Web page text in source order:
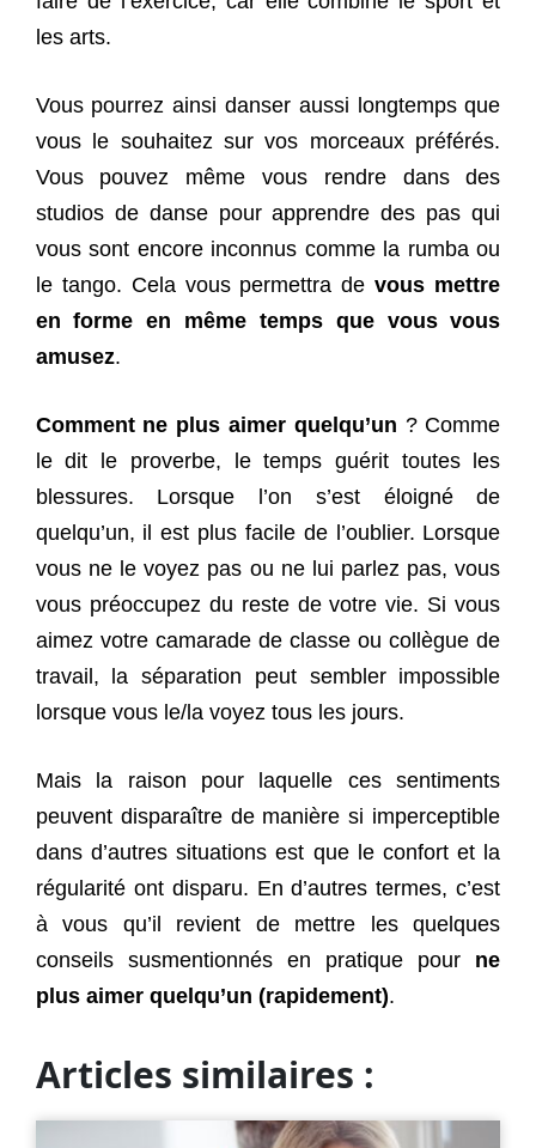
les arts.
Vous pourrez ainsi danser aussi longtemps que
vous le souhaitez sur vos morceaux préférés.
Vous pouvez même vous rendre dans des
studios de danse pour apprendre des pas qui
vous sont encore inconnus comme la rumba ou
le tango. Cela vous permettra devous mettre
en forme en même temps que vous vous
amusez.
Comment ne plus aimer quelqu’un ? Comme
le dit le proverbe, le temps guérit toutes les
blessures. Lorsque l’on s’est éloigné de
quelqu’un, il est plus facile de l’oublier. Lorsque
vous ne le voyez pas ou ne lui parlez pas, vous
vous préoccupez du reste de votre vie. Si vous
aimez votre camarade de classe ou collègue de
travail, la séparation peut sembler impossible
lorsque vous le/la voyez tous les jours.
Mais la raison pour laquelle ces sentiments
peuvent disparaître de manière si imperceptible
dans d’autres situations est que le confort et la
régularité ont disparu. En d’autres termes, c’est
à vous qu’il revient de mettre les quelques
conseils susmentionnés en pratique pour ne
plus aimer quelqu’un (rapidement).
Articles similaires :